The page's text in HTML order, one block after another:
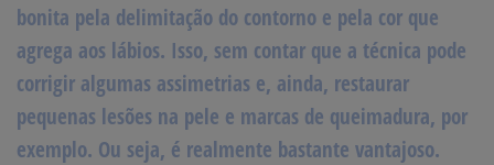
bonita pela delimitação do contorno e pela cor que
agrega aos lábios. Isso, sem contar que a técnica pode
corrigir algumas assimetrias e, ainda, restaurar
pequenas lesões na pele e marcas de queimadura, por
exemplo. Ou seja, é realmente bastante vantajoso.